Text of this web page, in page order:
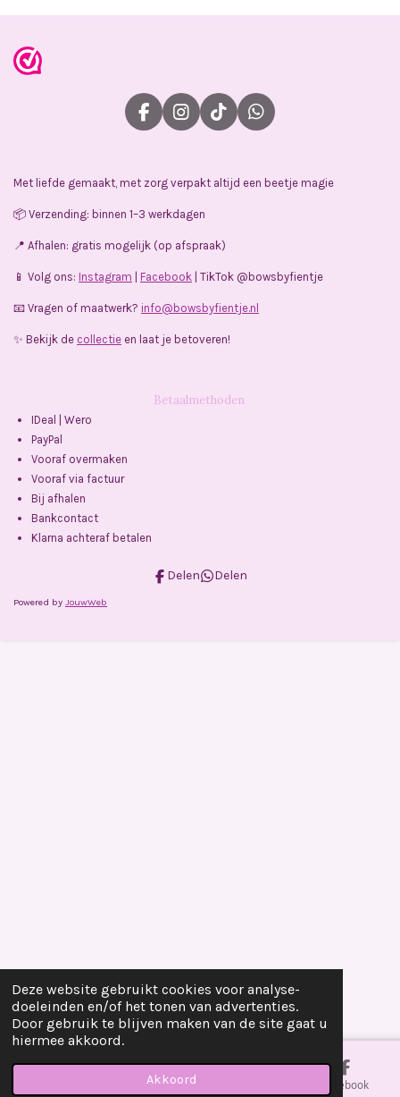
Deze website gebruikt cookies voor analyse-
doeleinden en/of het tonen van advertenties.
Door gebruik te blijven maken van de site gaat u
hiermee akkoord.
Akkoord
F
a
b
o
k
I
n
a
r
a
m
T
i
o
W
h
s
Met liefde gemaakt, met zorg verpakt altijd een beetje magie
📦 Verzending: binnen 1–3 werkdagen
📍 Afhalen: gratis mogelijk (op afspraak)
📱 Volg ons: Instagram Facebook | TikTok @bowsbyfientje
📧 Vragen of maatwerk? info@bowsbyfientje.nl
✨ Bekijk de collectie en laat je betoveren!
Betaalmethoden
IDeal | Wero
PayPal
Vooraf overmaken
Vooraf via factuur
Bij afhalen
Bankcontact
Klarna achteraf betalen
Delen Delen
Powered by JouwWeb
Telefoonnummer Facebook